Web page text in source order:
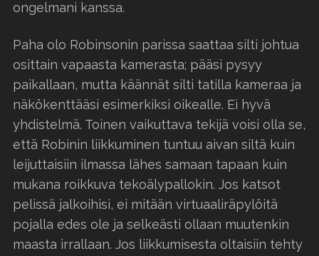
ongelmani kanssa.
Paha olo Robinsonin parissa saattaa silti johtua
osittain vapaasta kamerasta; pääsi pysyy
paikallaan, mutta käännät silti tatilla kameraa ja
näkökenttääsi esimerkiksi oikealle. Ei hyvä
yhdistelmä. Toinen vaikuttava tekijä voisi olla se,
että Robinin liikkuminen tuntuu aivan siltä kuin
leijuttaisiin ilmassa lähes samaan tapaan kuin
mukana roikkuva tekoälypallokin. Jos katsot
pelissä jalkoihisi, ei mitään virtuaaliräpylöitä
pojalla edes ole ja selkeästi ollaan muutenkin
maasta irrallaan. Jos liikkumisesta oltaisiin tehty